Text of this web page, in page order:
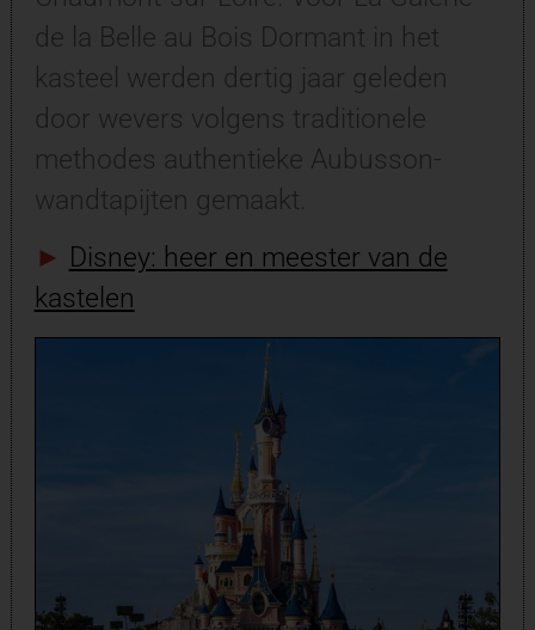
de la Belle au Bois Dormant in het
kasteel werden dertig jaar geleden
door wevers volgens traditionele
methodes authentieke Aubusson-
wandtapijten gemaakt.
► Disney: heer en meester van de
kastelen